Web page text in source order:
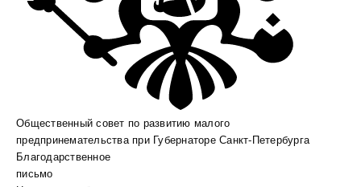
Общественный совет по развитию малого
предпринемательства при Губернаторе Санкт-Петербурга
Благодарственное
письмо